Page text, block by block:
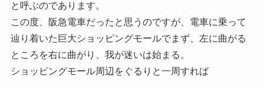
と呼ぶのであります。
この度、阪急電車だったと思うのですが、電車に乗って
辿り着いた巨大ショッピングモールでまず、左に曲がる
ところを右に曲がり、我が迷いは始まる。
ショッピングモール周辺をぐるりと一周すれば